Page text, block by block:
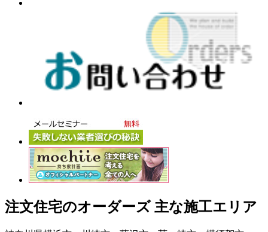
注文住宅のオーダーズ 主な施工エリア